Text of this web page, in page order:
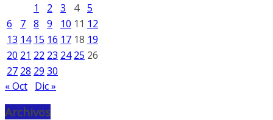
1
2 3 4 5
6
7 8 9 10 11 12
13 14 15 16 17 18 19
20 21 22 23 24 25 26
27 28 29 30
« Oct Dic »
Archivos